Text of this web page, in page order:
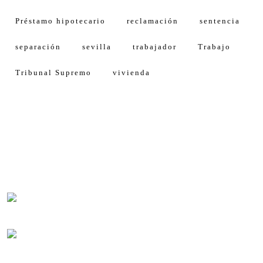
Préstamo hipotecario reclamación sentencia
separación sevilla trabajador Trabajo
Tribunal Supremo vivienda